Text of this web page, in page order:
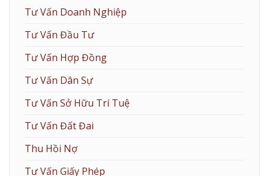
Tư Vấn Doanh Nghiệp
Tư Vấn Đầu Tư
Tư Vấn Hợp Đồng
Tư Vấn Dân Sự
Tư Vấn Sở Hữu Trí Tuệ
Tư Vấn Đất Đai
Thu Hồi Nợ
Tư Vấn Giấy Phép